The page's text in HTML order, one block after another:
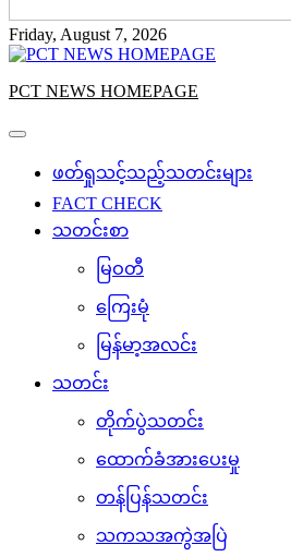
Friday, August 7, 2026
PCT NEWS HOMEPAGE
ဖတ်ရှုသင့်သည့်သတင်းများ
FACT CHECK
သတင်းစာ
မြဝတီ
ကြေးမုံ
မြန်မာ့အလင်း
သတင်း
တိုက်ပွဲသတင်း
ထောက်ခံအားပေးမှု
တန်ပြန်သတင်း
သကသအကွဲအပြဲ